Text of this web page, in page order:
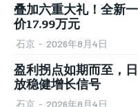
叠加六重大礼！全新
价17.99万元
石京 - 2026年8月4日
盈利拐点如期而至，
放稳健增长信号
石京 - 2026年8月4日